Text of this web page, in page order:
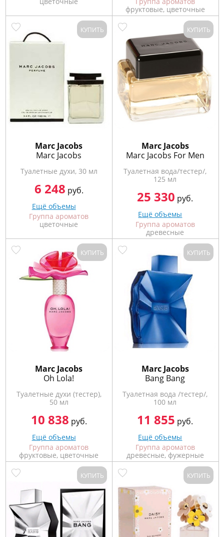
фруктовые, цветочные
КУПИТЬ
Marс Jacobs
Marc Jacobs
Туалетные духи, 30 мл
6 248 руб.
Ещё объемы
Группа ароматов
цветочные
КУПИТЬ
Marс Jacobs
Marc Jacobs For Men
Туалетная вода/тестер/,
125 мл
25 330 руб.
Ещё объемы
Группа ароматов
древесные
КУПИТЬ
Marс Jacobs
Oh Lola!
Туалетные духи (тестер),
50 мл
10 838 руб.
Ещё объемы
Группа ароматов
фруктовые, цветочные
КУПИТЬ
Marс Jacobs
Bang Bang
Туалетная вода /тестер/,
100 мл
11 855 руб.
Ещё объемы
Группа ароматов
древесные, фужерные
КУПИТЬ КУПИТЬ